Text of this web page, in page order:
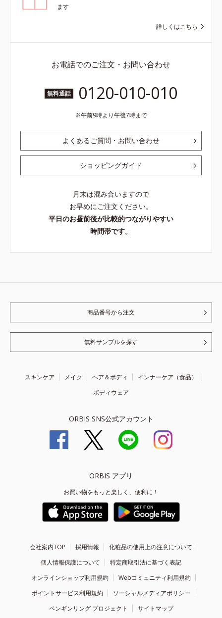
ます
詳しくはこちら
お電話でのご注文・お問い合わせ
無料通話 0120-010-010
午前9時より午後7時まで
よくあるご質問・お問い合わせ
ショッピングガイド
月末は混み合いますので
お早めにご注文ください。
平日のお昼前後が比較的つながりやすい
時間帯です。
商品番号から注文
無料サンプルを探す
スキンケア メイク ヘア＆ボディ
インナーケア（食品）
ボディウェア
ORBIS SNS公式アカウント
ORBIS アプリ
お買い物をもっと楽しく、便利に！
会社案内TOP 採用情報
化粧品の使用上の注意について
個人情報保護について
特定商取引法に基づく表記
オンラインショップ利用規約
Webコミュニティ利用規約
ポイントサービス利用規約
ソーシャルメディアポリシー
ペンギンリング プロジェクト
サイトマップ